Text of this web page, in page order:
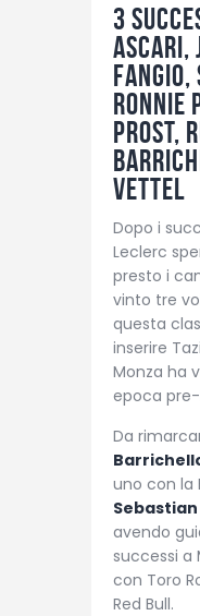
3
Ascari,
Ronnie
Prost,
Vettel
Dopo i
Leclerc
presto i
vinto tre
questa
inserire
Monza ha
epoca pre-
Da
uno con la
avendo
successi a
con Toro
Red Bull.